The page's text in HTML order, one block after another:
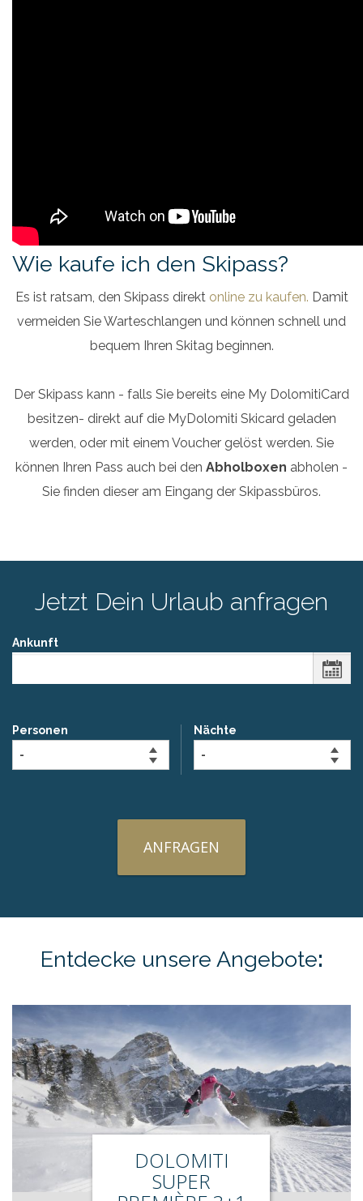
Wie kaufe ich den Skipass?
Es ist ratsam, den Skipass direkt online zu kaufen. Damit
vermeiden Sie Warteschlangen und können schnell und
bequem Ihren Skitag beginnen.
Der Skipass kann - falls Sie bereits eine My DolomitiCard
besitzen- direkt auf die MyDolomiti Skicard geladen
werden, oder mit einem Voucher gelöst werden. Sie
können Ihren Pass auch bei den Abholboxen abholen -
Sie finden dieser am Eingang der Skipassbüros.
Jetzt Dein Urlaub anfragen
Ankunft
Personen Nächte
ANFRAGEN
Entdecke unsere Angebote:
DOLOMITI
SUPER